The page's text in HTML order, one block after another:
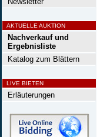
AKTUELLE AUKTION
Nachverkauf und
Ergebnisliste
Katalog zum Blättern
LIVE BIETEN
Erläuterungen